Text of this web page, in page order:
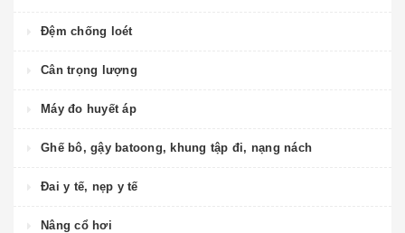
Đệm chống loét
Cân trọng lượng
Máy đo huyết áp
Ghế bô, gậy batoong, khung tập đi, nạng nách
Đai y tế, nẹp y tế
Nâng cổ hơi